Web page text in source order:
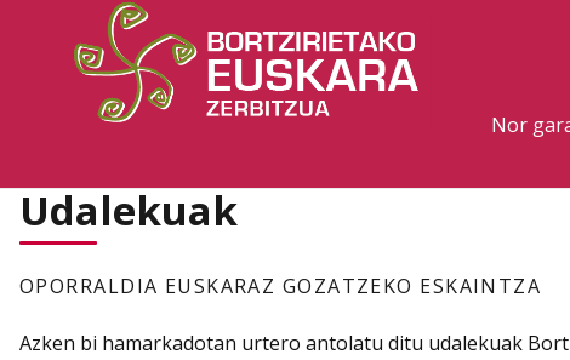
Nor
Udalekuak
OPORRALDIA EUSKARAZ GOZATZEKO ESKAINTZA
Azken bi hamarkadotan urtero antolatu ditu udalekuak